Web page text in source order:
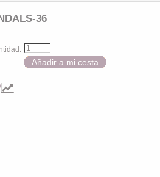
36
Añadir a mi cesta